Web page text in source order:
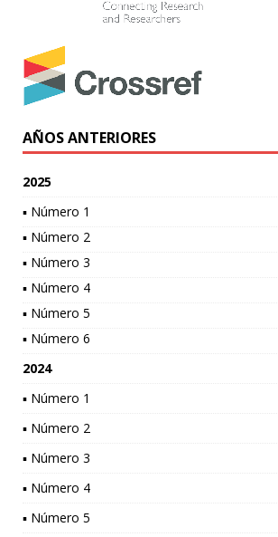
AÑOS ANTERIORES
2025
▪ Número 1
▪ Número 2
▪ Número 3
▪ Número 4
▪ Número 5
▪ Número 6
2024
▪ Número 1
▪ Número 2
▪ Número 3
▪ Número 4
▪ Número 5